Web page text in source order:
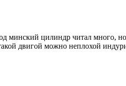
минский цилиндр читал
двигой можно неплохой